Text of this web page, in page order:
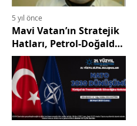
5 yıl önce
Mavi Vatan’ın Stratejik
Hatları, Petrol-Doğaldaz
Boru Hatları ve
Demiryolu Hatları